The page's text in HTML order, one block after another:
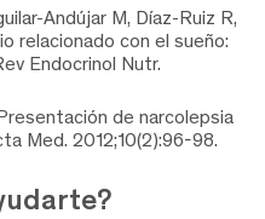
Andújar M, Díaz-Ruiz R,
relacionado con el sueño:
Endocrinol Nutr.
de narcolepsia
Med. 2012;10(2):96-98.